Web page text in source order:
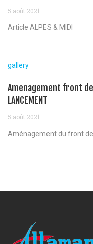
5 août 2021
Article ALPES & MIDI
gallery
Amenagement front
LANCEMENT
5 août 2021
Aménagement du front de